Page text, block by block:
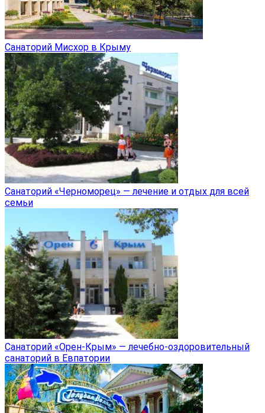
Санаторий Мисхор в Крыму
Санаторий «Черноморец» — лечение и отдых для всей
семьи
Санаторий «Орен-Крым» — лечебно-оздоровительный
санаторий в Евпатории